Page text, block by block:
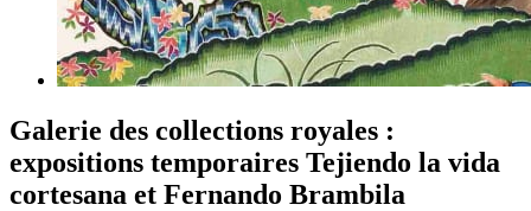
Galerie des collections royales :
expositions temporaires Tejiendo la vida
cortesana et Fernando Brambila